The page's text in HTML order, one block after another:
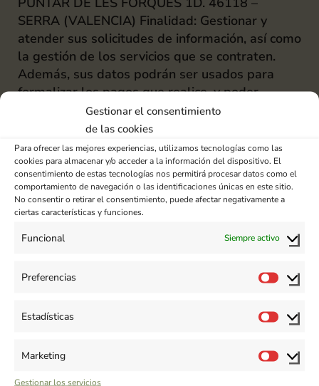
Gestionar el consentimiento
de las cookies
Para ofrecer las mejores experiencias, utilizamos tecnologías como las
cookies para almacenar y/o acceder a la información del dispositivo. El
consentimiento de estas tecnologías nos permitirá procesar datos como el
comportamiento de navegación o las identificaciones únicas en este sitio.
No consentir o retirar el consentimiento, puede afectar negativamente a
ciertas características y funciones.
Funcional Siempre activo
Preferencias
Estadísticas
Marketing
Gestionar los servicios
SERRA (VALENCIA) Finalidad: Gestionar y
atender sus solicitudes de información, así como
la gestión de los servicios que se contraten.
Además, sus datos podrán ser usados para
formalizar los pagos que realice, y poder
emitirle la correspondiente factura. Derechos:
Puede ejercitar los derechos de Acceso,
Rectificación, Portabilidad, Limitación del
tratamiento, Supresión o, en su caso, Oposición,
conforme se indica en la Política de Privacidad.
Base Jurídica: RGPD 6.1.a) El interesado dio su
consentimiento para el tratamiento de sus
datos personales para uno o varios fines
específicos Plazo de Conservación: Los datos se
conservarán el tiempo mínimo necesario para
llevar a cabo las gestiones derivadas de las
personales no se cederán a terceros salvo por